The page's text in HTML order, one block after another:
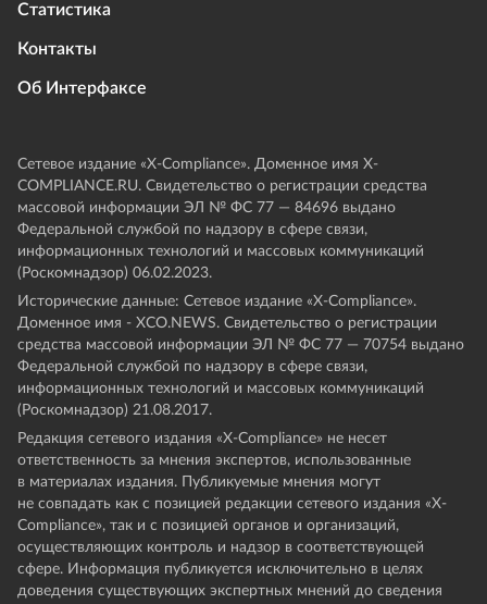
Статистика
Контакты
Об Интерфаксе
Сетевое издание «Х-Compliance». Доменное имя X-
COMPLIANCE.RU. Свидетельство о регистрации средства
массовой информации ЭЛ № ФС 77 — 84696 выдано
Федеральной службой по надзору в сфере связи,
информационных технологий и массовых коммуникаций
(Роскомнадзор) 06.02.2023.
Исторические данные: Сетевое издание «Х-Compliance».
Доменное имя - XCO.NEWS. Свидетельство о регистрации
средства массовой информации ЭЛ № ФС 77 — 70754 выдано
Федеральной службой по надзору в сфере связи,
информационных технологий и массовых коммуникаций
(Роскомнадзор) 21.08.2017.
Редакция сетевого издания «X-Compliance» не несет
ответственность за мнения экспертов, использованные
в материалах издания. Публикуемые мнения могут
не совпадать как с позицией редакции сетевого издания «X-
Compliance», так и с позицией органов и организаций,
осуществляющих контроль и надзор в соответствующей
сфере. Информация публикуется исключительно в целях
доведения существующих экспертных мнений до сведения